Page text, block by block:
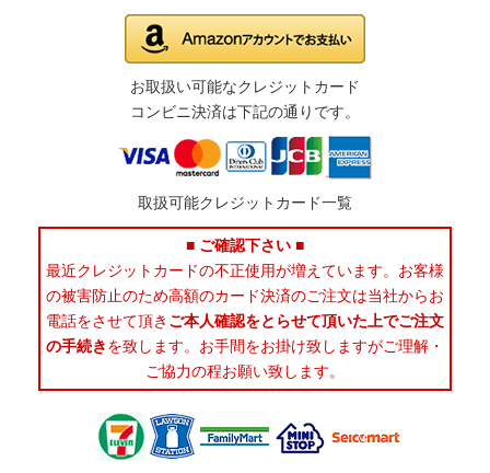
お取扱い可能なクレジットカード
コンビニ決済は下記の通りです。
取扱可能クレジットカード一覧
■ ご確認下さい ■
最近クレジットカードの不正使用が増えています。お客様
の被害防止のため高額のカード決済のご注文は当社からお
電話をさせて頂き ご本人確認をとらせて頂いた上でご注文
の手続きを致します。お手間をお掛け致しますがご理解・
ご協力の程お願い致します。